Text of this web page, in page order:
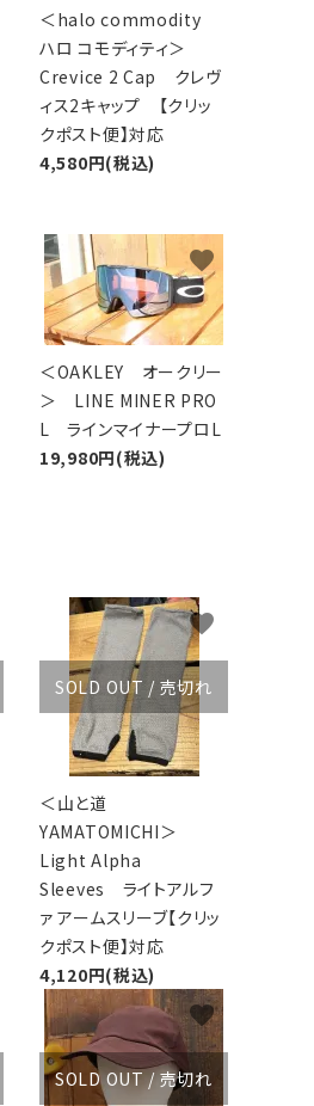
＜halo commodity
ハロ コモディティ＞
Crevice 2 Cap クレヴ
ィス2キャップ 【クリッ
クポスト便】対応
4,580円(税込)
＜OAKLEY オークリー
＞ LINE MINER PRO
L ラインマイナープロL
19,980円(税込)
favorite
SOLD OUT / 売切れ
＜山と道
YAMATOMICHI＞
Light Alpha
Sleeves ライトアルフ
ァ アームスリーブ【クリッ
クポスト便】対応
4,120円(税込)
favorite
SOLD OUT / 売切れ
favorite